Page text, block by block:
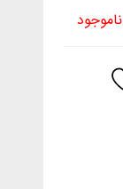
ناموجود